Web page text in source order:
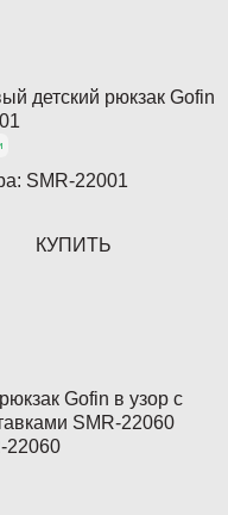
детский рюкзак Gofin
SMR-22001
КУПИТЬ
Gofin в узор с
SMR-22060
22060